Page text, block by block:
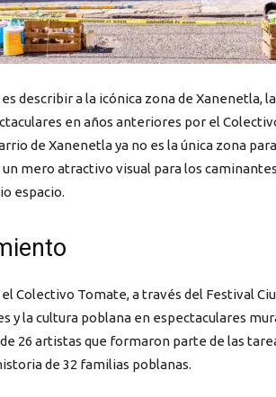
describir a la icónica zona de Xanenetla,
en años anteriores por el
de Xanenetla ya no es la única zona
un mero atractivo visual para los
espacio.
Colectivo Tomate, a través del Festival
y la cultura poblana en espectaculares
de 26 artistas que formaron parte de las
de 32 familias poblanas.